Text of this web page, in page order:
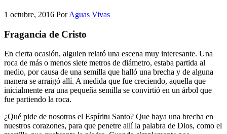
1 octubre, 2016 PorAguas Vivas
Fragancia de Cristo
En cierta ocasión, alguien relató una escena muy interesante. Una
roca de más o menos siete metros de diámetro, estaba partida al
medio, por causa de una semilla que halló una brecha y de alguna
manera se arraigó allí. A medida que fue creciendo, aquella que
inicialmente era una pequeña semilla se convirtió en un árbol que
fue partiendo la roca.
¿Qué pide de nosotros el Espíritu Santo? Que haya una brecha en
nuestros corazones, para que penetre allí la palabra de Dios, como el